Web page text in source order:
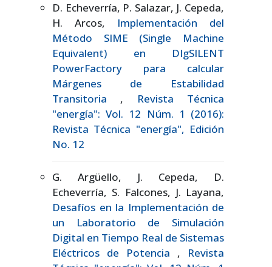
D. Echeverría, P. Salazar, J. Cepeda,
H. Arcos, Implementación del
Método SIME (Single Machine
Equivalent) en DIgSILENT
PowerFactory para calcular
Márgenes de Estabilidad
Transitoria ,
Revista Técnica
"energía": Vol. 12 Núm. 1 (2016):
Revista Técnica "energía", Edición
No. 12
G. Argüello, J. Cepeda, D.
Echeverría, S. Falcones, J. Layana,
Desafíos en la Implementación de
un Laboratorio de Simulación
Digital en Tiempo Real de Sistemas
Eléctricos de Potencia , Revista